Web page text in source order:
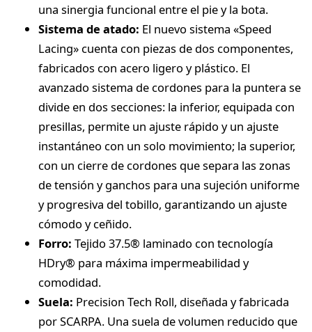
una sinergia funcional entre el pie y la bota.
Sistema de atado: El nuevo sistema «Speed ​​
Lacing» cuenta con piezas de dos componentes,
fabricados con acero ligero y plástico. El
avanzado sistema de cordones para la puntera se
divide en dos secciones: la inferior, equipada con
presillas, permite un ajuste rápido y un ajuste
instantáneo con un solo movimiento; la superior,
con un cierre de cordones que separa las zonas
de tensión y ganchos para una sujeción uniforme
y progresiva del tobillo, garantizando un ajuste
cómodo y ceñido.
Forro: Tejido 37.5® laminado con tecnología
HDry® para máxima impermeabilidad y
comodidad.
Suela: Precision Tech Roll, diseñada y fabricada
por SCARPA. Una suela de volumen reducido que